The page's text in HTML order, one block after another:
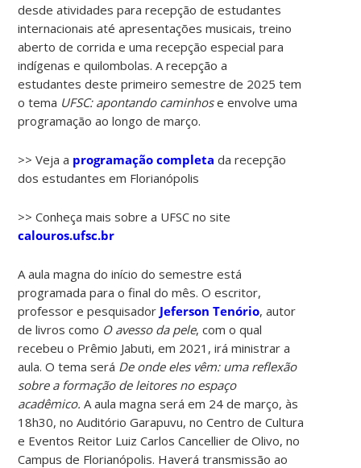
desde atividades para recepção de estudantes
internacionais até apresentações musicais, treino
aberto de corrida e uma recepção especial para
indígenas e quilombolas. A recepção a
estudantes deste primeiro semestre de 2025 tem
o tema UFSC: apontando caminhose envolve uma
programação ao longo de março.
>> Veja a programação completa da recepção
dos estudantes em Florianópolis
>> Conheça mais sobre a UFSC no site
calouros.ufsc.br
A aula magna do início do semestre está
programada para o final do mês. O escritor,
professor e pesquisador Jeferson Tenório, autor
de livros como O avesso da pele, com o qual
recebeu o Prêmio Jabuti, em 2021, irá ministrar a
aula. O tema será De onde eles vêm: uma reflexão
sobre a formação de leitores no espaço
acadêmico.A aula magna será em 24 de março, às
18h30, no Auditório Garapuvu, no Centro de Cultura
e Eventos Reitor Luiz Carlos Cancellier de Olivo, no
Campus de Florianópolis. Haverá transmissão ao